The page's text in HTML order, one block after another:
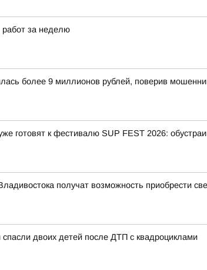
за неделю
более 9 миллионов рублей, поверив
готовят к фестивалю SUP FEST 2026:
получат возможность приобрести
двоих детей после ДТП с квадроциклами